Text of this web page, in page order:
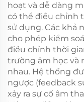
hoạt và dễ dàng
có thể điều chỉnh
sử dụng. Các khả
cho phép kiểm
điều chỉnh thời
trường âm học và
nhau. Hệ thống
ngược (feedback
xảy ra sự cố âm